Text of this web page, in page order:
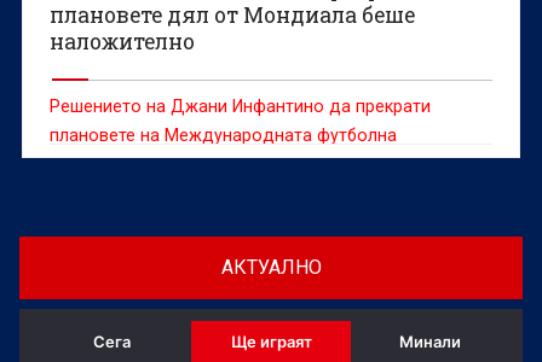
плановете дял от Мондиала беше
наложително
Решението на Джани Инфантино да прекрати
плановете на Международната футболна
асоциация (ФИФА) за продажба на маркетингови
АКТУАЛНО
Сега Ще играят Минали